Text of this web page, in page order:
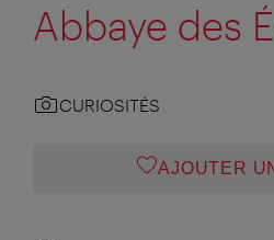
Abbaye des
CURIOSITÉS
AJOUTER